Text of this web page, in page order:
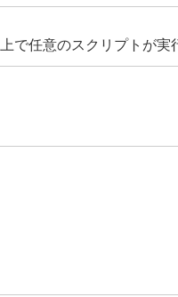
で任意のスクリプトが実